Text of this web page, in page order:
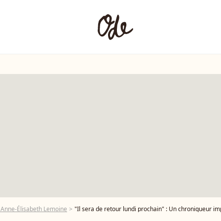
Élisabeth Lemoine "Il sera de retour lundi prochain" : Un chroniqueur important de C à Vous absent toute la